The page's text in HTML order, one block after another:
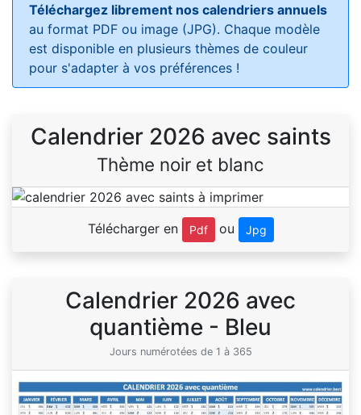
Téléchargez librement nos calendriers annuels
au format PDF ou image (JPG). Chaque modèle
est disponible en plusieurs thèmes de couleur
pour s'adapter à vos préférences !
Calendrier 2026 avec saints
Thème noir et blanc
Télécharger en Pdf ou Jpg
Calendrier 2026 avec
quantième - Bleu
Jours numérotées de 1 à 365